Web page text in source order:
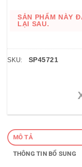
SẢN PHẨM NÀY
LẠI SAU.
SKU: SP45721
MÔ TẢ
THÔNG TIN BỔ SUNG